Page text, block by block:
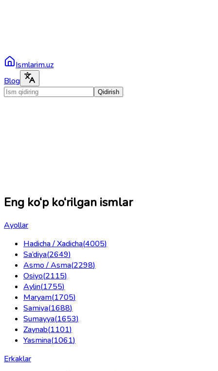
Ismlarim.uz
Blog
Qidirish
Eng ko‘p ko‘rilgan ismlar
Ayollar
Hadicha / Xadicha(4005)
Sa’diya(2649)
Asmo / Asma(2298)
Osiyo(2115)
Aylin(1755)
Maryam(1705)
Samiya(1688)
Sumayya(1653)
Zaynab(1101)
Yasmina(1061)
Erkaklar